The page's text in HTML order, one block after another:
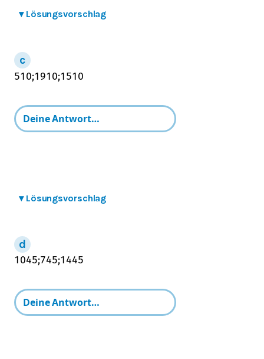
▾ Lösungsvorschlag
510;1910;1510
▾ Lösungsvorschlag
1045;745;1445